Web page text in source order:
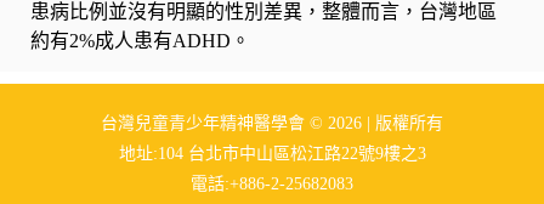
患病比例並沒有明顯的性別差異，整體而言，台灣地區
約有2%成人患有ADHD。
台灣兒童青少年精神醫學會 © 2026 | 版權所有
地址:104 台北市中山區松江路22號9樓之3
電話:+886-2-25682083